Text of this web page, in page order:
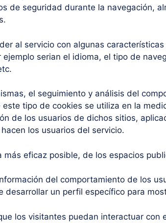
de seguridad durante la navegación,
al servicio con algunas
serian el idioma, el tipo de
el seguimiento y análisis del
tipo de cookies se utiliza en la
de los usuarios de dichos sitios,
los usuarios del servicio.
eficaz posible, de los espacios
del comportamiento de los
un perfil específico para
los visitantes puedan interactuar